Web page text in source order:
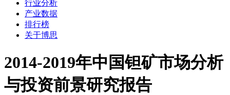
行业分析
产业数据
排行榜
关于博思
2014-2019年中国钽矿市场分析
与投资前景研究报告